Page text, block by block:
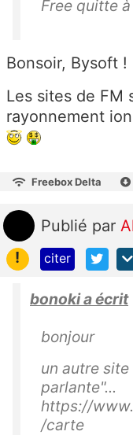
Free quitte
Bonsoir, Bysoft !
Les sites de FM
rayonnement
Freebox Delta
Publié par
!
citer
bonoki a écrit
bonjour
un autre
parlante"...
https://
/carte